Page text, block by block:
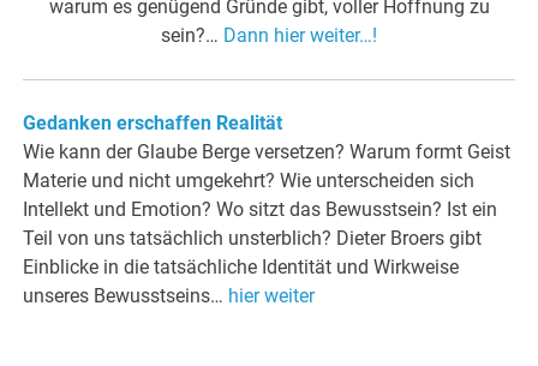
warum es genügend Gründe gibt, voller Hoffnung zu
sein?… Dann hier weiter…!
Gedanken erschaffen Realität
Wie kann der Glaube Berge versetzen? Warum formt Geist
Materie und nicht umgekehrt? Wie unterscheiden sich
Intellekt und Emotion? Wo sitzt das Bewusstsein? Ist ein
Teil von uns tatsächlich unsterblich? Dieter Broers gibt
Einblicke in die tatsächliche Identität und Wirkweise
unseres Bewusstseins… hier weiter